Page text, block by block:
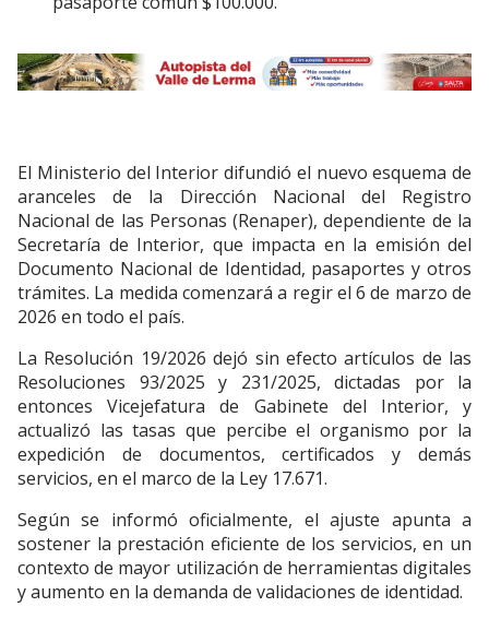
El Ministerio del Interior difundió el nuevo esquema de
aranceles de la Dirección Nacional del Registro
Nacional de las Personas (Renaper), dependiente de la
Secretaría de Interior, que impacta en la emisión del
Documento Nacional de Identidad, pasaportes y otros
trámites. La medida comenzará a regir el 6 de marzo de
2026 en todo el país.
La Resolución 19/2026 dejó sin efecto artículos de las
Resoluciones 93/2025 y 231/2025, dictadas por la
entonces Vicejefatura de Gabinete del Interior, y
actualizó las tasas que percibe el organismo por la
expedición de documentos, certificados y demás
servicios, en el marco de la Ley 17.671.
Según se informó oficialmente, el ajuste apunta a
sostener la prestación eficiente de los servicios, en un
contexto de mayor utilización de herramientas digitales
y aumento en la demanda de validaciones de identidad.